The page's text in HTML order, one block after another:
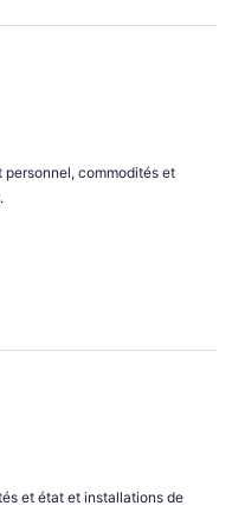
personnel, commodités et
et état et installations de